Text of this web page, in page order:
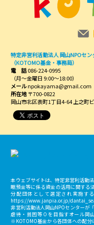
特定非営利活動法人 岡山NPOセン
（KOTOMO基金・事務局）
電 話086-224-0995
（月～金曜日 9:00～18:00）
メールnpokayama@gmail.com
所在地〒700-0822
岡山市北区表町1丁目4-64 上之町
本ウェブサイトは、特定非営利活動
眠預金等に係る資金の活用に関する
分配団体として選定され実施す
https://www.janpia.or.jp/
非営利活動法人岡山NPOセンターが
虐待・貧困等０を目指すオール岡
※KOTOMO基金から各団体への配